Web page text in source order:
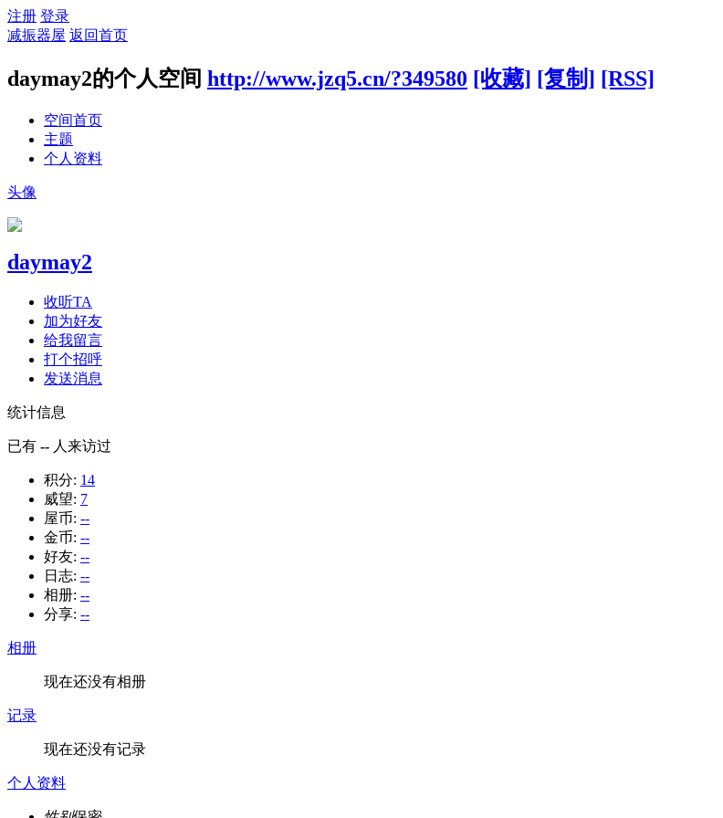
注册 登录
减振器屋 返回首页
daymay2的个人空间 http://www.jzq5.cn/?349580 [收藏] [复制] [RSS]
空间首页
主题
个人资料
头像
daymay2
收听TA
加为好友
给我留言
打个招呼
发送消息
统计信息
已有 -- 人来访过
积分: 14
威望: 7
屋币: --
金币: --
好友: --
日志: --
相册: --
分享: --
相册
现在还没有相册
记录
现在还没有记录
个人资料